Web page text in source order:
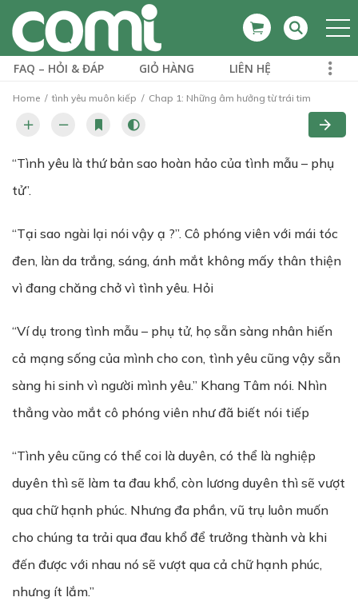
FAQ – HỎI & ĐÁP GIỎ HÀNG LIÊN HỆ
Home tình yêu muôn kiếp Chap 1: Những âm hưởng từ trái tim
“Tình yêu là thứ bản sao hoàn hảo của tình mẫu – phụ
tử”.
“Tại sao ngài lại nói vậy ạ ?”. Cô phóng viên với mái tóc
đen, làn da trắng, sáng, ánh mắt không mấy thân thiện
vì đang chăng chở vì tình yêu. Hỏi
“Ví dụ trong tình mẫu – phụ tử, họ sẵn sàng nhân hiến
cả mạng sống của mình cho con, tình yêu cũng vậy sẵn
sàng hi sinh vì người mình yêu.” Khang Tâm nói. Nhìn
thẳng vào mắt cô phóng viên như đã biết nói tiếp
“Tình yêu cũng có thể coi là duyên, có thể là nghiệp
duyên thì sẽ làm ta đau khổ, còn lương duyên thì sẽ vượt
qua chữ hạnh phúc. Nhưng đa phần, vũ trụ luôn muốn
cho chúng ta trải qua đau khổ để trưởng thành và khi
đến được với nhau nó sẽ vượt qua cả chữ hạnh phúc,
nhưng ít lắm.”